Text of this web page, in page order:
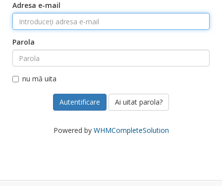
Adresa e-mail
Parola
nu mă uita
Ai uitat parola?
Powered by WHMCompleteSolution